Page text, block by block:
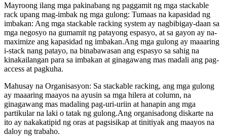
Mayroong ilang mga pakinabang ng paggamit ng mga stackable
rack upang mag-imbak ng mga gulong: Tumaas na kapasidad ng
imbakan: Ang mga stackable racking system ay nagbibigay-daan sa
mga negosyo na gumamit ng patayong espasyo, at sa gayon ay na-
maximize ang kapasidad ng imbakan.Ang mga gulong ay maaaring
i-stack nang patayo, na binabawasan ang espasyo sa sahig na
kinakailangan para sa imbakan at ginagawang mas madali ang pag-
access at pagkuha.
Mahusay na Organisasyon: Sa stackable racking, ang mga gulong
ay maaaring maayos na ayusin sa mga hilera at column, na
ginagawang mas madaling pag-uri-uriin at hanapin ang mga
partikular na laki o tatak ng gulong.Ang organisadong diskarte na
ito ay nakakatipid ng oras at pagsisikap at tinitiyak ang maayos na
daloy ng trabaho.